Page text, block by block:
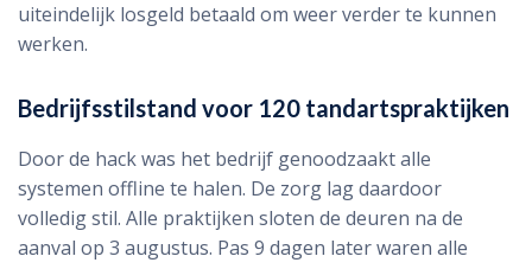
uiteindelijk losgeld betaald om weer verder te kunnen
werken.
Bedrijfsstilstand voor 120 tandartspraktijken
Door de hack was het bedrijf genoodzaakt alle
systemen offline te halen. De zorg lag daardoor
volledig stil. Alle praktijken sloten de deuren na de
aanval op 3 augustus. Pas 9 dagen later waren alle